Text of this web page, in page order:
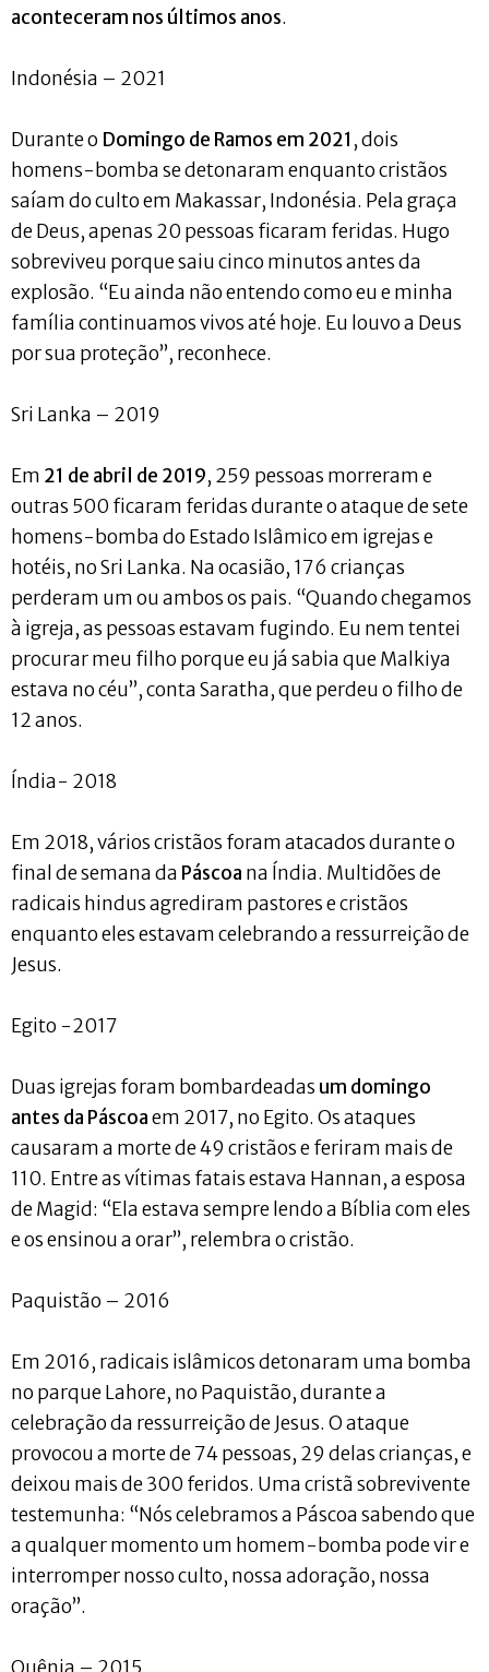
aconteceram nos últimos anos.
Indonésia – 2021
Durante o Domingo de Ramos em 2021 , dois
homens-bomba se detonaram enquanto cristãos
saíam do culto em Makassar, Indonésia. Pela graça
de Deus, apenas 20 pessoas ficaram feridas. Hugo
sobreviveu porque saiu cinco minutos antes da
explosão. “Eu ainda não entendo como eu e minha
família continuamos vivos até hoje. Eu louvo a Deus
por sua proteção”, reconhece.
Sri Lanka – 2019
Em 21 de abril de 2019, 259 pessoas morreram e
outras 500 ficaram feridas durante o ataque de sete
homens-bomba do Estado Islâmico em igrejas e
hotéis, no Sri Lanka. Na ocasião, 176 crianças
perderam um ou ambos os pais. “Quando chegamos
à igreja, as pessoas estavam fugindo. Eu nem tentei
procurar meu filho porque eu já sabia que Malkiya
estava no céu”, conta Saratha, que perdeu o filho de
12 anos.
Índia- 2018
Em 2018, vários cristãos foram atacados durante o
final de semana da Páscoa na Índia. Multidões de
radicais hindus agrediram pastores e cristãos
enquanto eles estavam celebrando a ressurreição de
Jesus.
Egito -2017
Duas igrejas foram bombardeadas um domingo
antes da Páscoaem 2017, no Egito. Os ataques
causaram a morte de 49 cristãos e feriram mais de
110. Entre as vítimas fatais estava Hannan, a esposa
de Magid: “Ela estava sempre lendo a Bíblia com eles
e os ensinou a orar”, relembra o cristão.
Paquistão – 2016
Em 2016, radicais islâmicos detonaram uma bomba
no parque Lahore, no Paquistão, durante a
celebração da ressurreição de Jesus. O ataque
provocou a morte de 74 pessoas, 29 delas crianças, e
deixou mais de 300 feridos. Uma cristã sobrevivente
testemunha: “Nós celebramos a Páscoa sabendo que
a qualquer momento um homem-bomba pode vir e
interromper nosso culto, nossa adoração, nossa
oração”.